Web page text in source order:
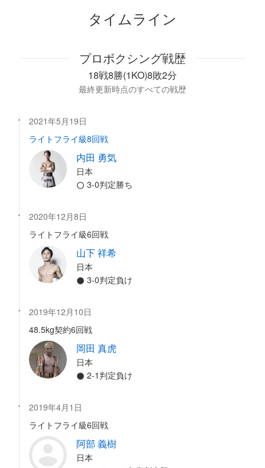
タイムライン
プロボクシング戦歴
18戦8勝(1KO)8敗2分
最終更新時点のすべての戦歴
2021年5月19日
ライトフライ級8回戦
内田 勇気
日本
3-0判定勝ち
2020年12月8日
ライトフライ級6回戦
山下 祥希
日本
3-0判定負け
2019年12月10日
48.5kg契約6回戦
岡田 真虎
日本
2-1判定負け
2019年4月1日
ライトフライ級6回戦
阿部 義樹
日本